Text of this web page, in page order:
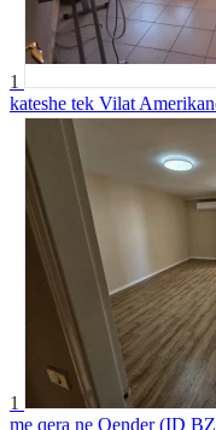
1
kateshe tek Vilat
1
me qera ne Qender (ID